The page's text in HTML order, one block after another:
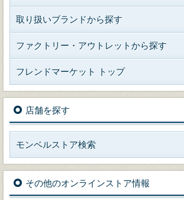
取り扱いブランドから探す
ファクトリー・アウトレットから探す
フレンドマーケット トップ
店舗を探す
モンベルストア検索
その他のオンラインストア情報